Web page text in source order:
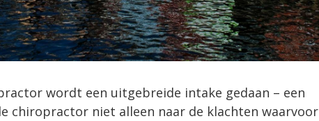
wordt een uitgebreide intake gedaan – een
chiropractor niet alleen naar de klachten waarvoor